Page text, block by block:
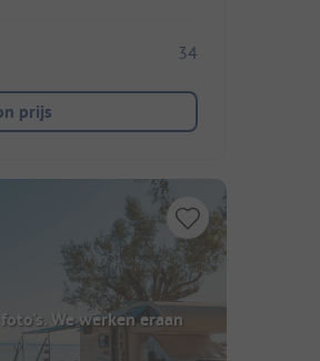
34
prijs
We werken eraan